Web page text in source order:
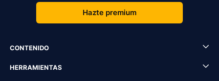
Hazte premium
CONTENIDO
HERRAMIENTAS